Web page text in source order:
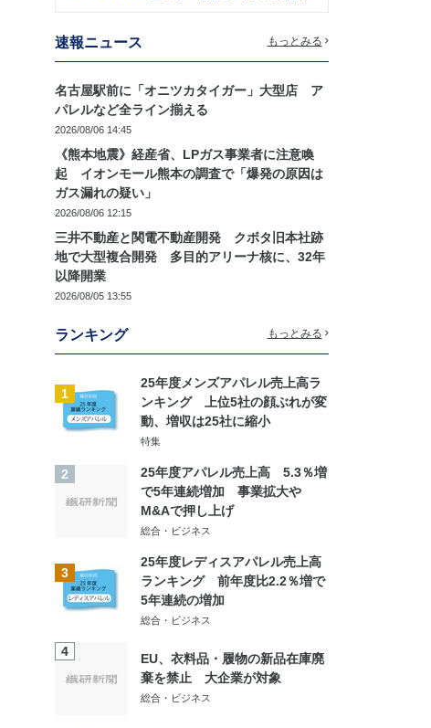
速報ニュース もっとみる
名古屋駅前に「オニツカタイガー」大型店 ア
パレルなど全ライン揃える
2026/08/06 14:45
《熊本地震》経産省、LPガス事業者に注意喚
起 イオンモール熊本の調査で「爆発の原因は
ガス漏れの疑い」
2026/08/06 12:15
三井不動産と関電不動産開発 クボタ旧本社跡
地で大型複合開発 多目的アリーナ核に、32年
以降開業
2026/08/05 13:55
ランキング もっとみる
1
25年度メンズアパレル売上高ラ
ンキング 上位5社の顔ぶれが変
動、増収は25社に縮小
特集
2
25年度アパレル売上高 5.3％増
で5年連続増加 事業拡大や
M&Aで押し上げ
総合・ビジネス
3
25年度レディスアパレル売上高
ランキング 前年度比2.2％増で
5年連続の増加
総合・ビジネス
4
EU、衣料品・履物の新品在庫廃
棄を禁止 大企業が対象
総合・ビジネス